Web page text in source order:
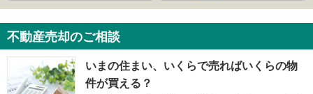
不動産売却のご相談
いまの住まい、いくらで売ればいくらの物
件が買える？